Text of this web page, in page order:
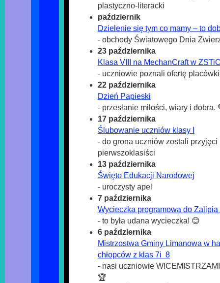
plastyczno-literacki
październik
Dzielenie się tym co mamy – to
- obchody Światowego Dnia
23 października
Klasa VIII na MechanCraft w
- uczniowie poznali ofertę placówki
22 października
Dzień Papieski
- przesłanie miłości, wiary i dobra.
17 października
Ślubowanie uczniów klasy I
- do grona uczniów zostali przyjęci
pierwszoklasiści
13 października
Święto Edukacji Narodowej
- uroczysty apel
7 października
Wycieczka programowa do
- to była udana wycieczka! 😊
6 października
Mistrzostwa Gminy Limanowa w
chłopców z klas 7i 8
- nasi uczniowie
🏆